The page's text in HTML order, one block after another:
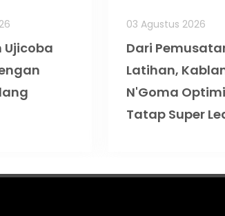
03 Agustus 2026
Dari
Latihan,
N'Goma
Tatap Super